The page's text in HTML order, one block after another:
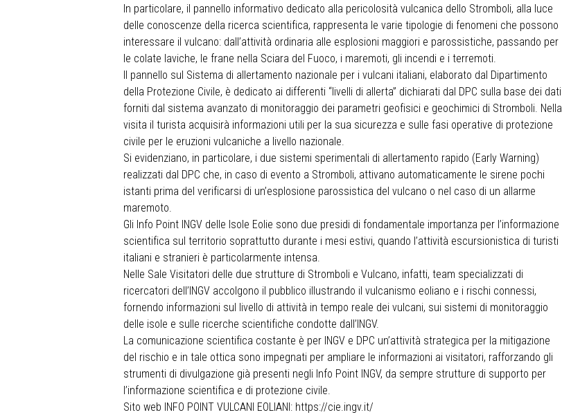
In particolare, il pannello informativo dedicato alla pericolosità vulcanica dello Stromboli, alla luce
delle conoscenze della ricerca scientifica, rappresenta le varie tipologie di fenomeni che possono
interessare il vulcano: dall’attività ordinaria alle esplosioni maggiori e parossistiche, passando per
le colate laviche, le frane nella Sciara del Fuoco, i maremoti, gli incendi e i terremoti.
Il pannello sul Sistema di allertamento nazionale per i vulcani italiani, elaborato dal Dipartimento
della Protezione Civile, è dedicato ai differenti “livelli di allerta” dichiarati dal DPC sulla base dei dati
forniti dal sistema avanzato di monitoraggio dei parametri geofisici e geochimici di Stromboli. Nella
visita il turista acquisirà informazioni utili per la sua sicurezza e sulle fasi operative di protezione
civile per le eruzioni vulcaniche a livello nazionale.
Si evidenziano, in particolare, i due sistemi sperimentali di allertamento rapido (Early Warning)
realizzati dal DPC che, in caso di evento a Stromboli, attivano automaticamente le sirene pochi
istanti prima del verificarsi di un’esplosione parossistica del vulcano o nel caso di un allarme
maremoto.
Gli Info Point INGV delle Isole Eolie sono due presidi di fondamentale importanza per l’informazione
scientifica sul territorio soprattutto durante i mesi estivi, quando l’attività escursionistica di turisti
italiani e stranieri è particolarmente intensa.
Nelle Sale Visitatori delle due strutture di Stromboli e Vulcano, infatti, team specializzati di
ricercatori dell’INGV accolgono il pubblico illustrando il vulcanismo eoliano e i rischi connessi,
fornendo informazioni sul livello di attività in tempo reale dei vulcani, sui sistemi di monitoraggio
delle isole e sulle ricerche scientifiche condotte dall’INGV.
La comunicazione scientifica costante è per INGV e DPC un’attività strategica per la mitigazione
del rischio e in tale ottica sono impegnati per ampliare le informazioni ai visitatori, rafforzando gli
strumenti di divulgazione già presenti negli Info Point INGV, da sempre strutture di supporto per
l’informazione scientifica e di protezione civile.
Sito web INFO POINT VULCANI EOLIANI: https://cie.ingv.it/